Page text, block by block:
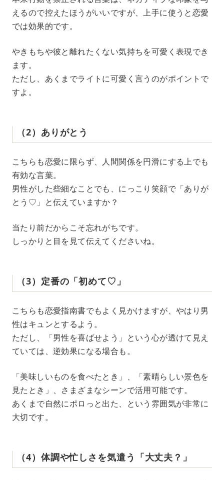
えるので控えたほうがいいですが、上手に使うと恋愛
では効果的です。
やきもちや彼と離れたくない気持ちを可愛く表現でき
ます。
ただし、あくまでライトに可愛く言うのがポイントで
すよ。
（2）ありがとう
こちらも恋愛に限らず、人間関係を円滑にする上でも
有効な言葉。
男性がした些細なことでも、にっこり笑顔で「ありが
とう♡」と伝えていますか？
当たり前だからこそ忘れがちです。
しっかりと目を見て伝えてくださいね。
（3）定番の「初めて♡」
こちらも恋愛指南書でもよく見かけますが、やはり男
性はキュンとするよう。
ただし、「男性を喜ばせよう」という心が透けて見え
ていては、逆効果になる場合も。
「美味しいものを食べたとき」、「素晴らしい景色を
見たとき」、さまざまなシーンで活用可能です。
あくまで自然にポロっと出た、という雰囲気が非常に
大切です。
（4）体調や忙しさを気遣う「大丈夫？」